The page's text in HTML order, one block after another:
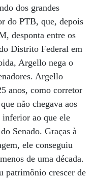
dos grandes
do PTB, que, depois
desponta entre os
Distrito Federal em
Argello nega o
Argello
anos, como corretor
não chegava aos
ao que ele
Senado. Graças à
ele conseguiu
de uma década.
patrimônio crescer de